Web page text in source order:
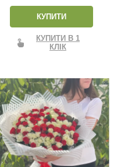
КУПИТИ
КУПИТИ В 1
КЛІК